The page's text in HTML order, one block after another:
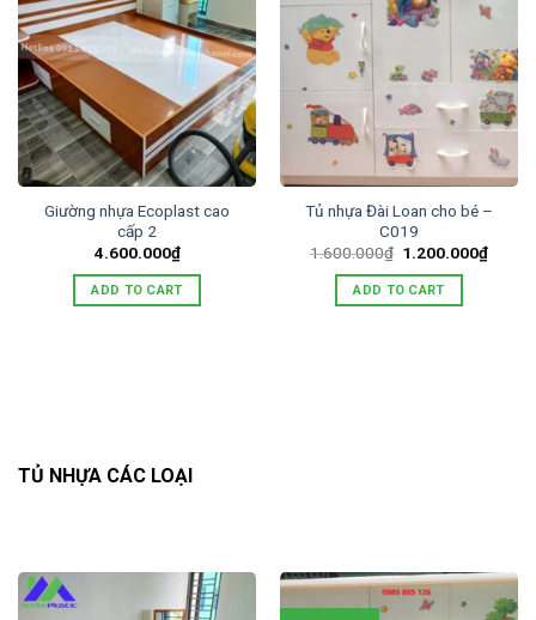
Giường nhựa Ecoplast cao
cấp 2
4.600.000₫
ADD TO CART
Tủ nhựa Đài Loan cho bé –
C019
1.600.000₫ Original
was:
1.600.000₫.
1.200.000₫
ADD TO CART
TỦ NHỰA CÁC LOẠI